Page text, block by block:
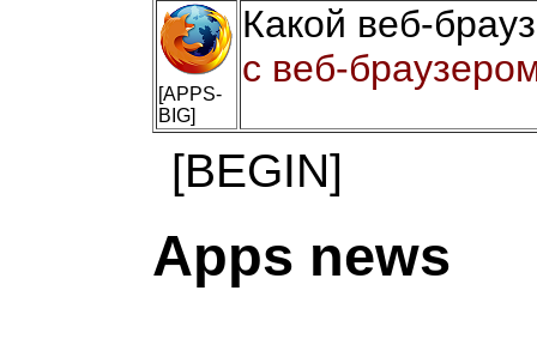
[APPS-
BIG]
Какой веб-
с веб-
[BEGIN]
Apps news